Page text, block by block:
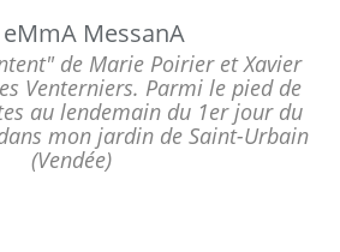
de Marie Poirier et Xavier
Venterniers. Parmi le pied de
au lendemain du 1er jour du
mon jardin de Saint-Urbain
(Vendée)